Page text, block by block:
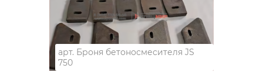
арт. Броня бетоносмесителя JS
750